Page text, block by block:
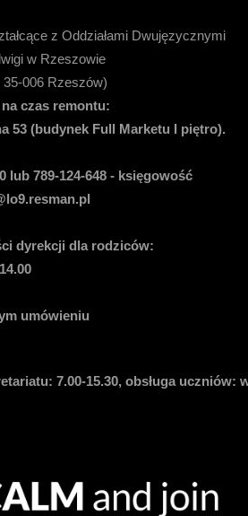
z Oddziałami Dwujęzycznymi
w Rzeszowie
006 Rzeszów)
czas remontu:
53 (budynek Full Marketu I piętro).
lub 789-124-648 - księgowość
dyrekcji dla rodziców:
umówieniu
7.00-15.30, obsługa uczniów: